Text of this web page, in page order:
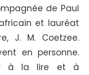
de Paul
et lauréat
J. M. Coetzee.
en personne.
à la lire et à